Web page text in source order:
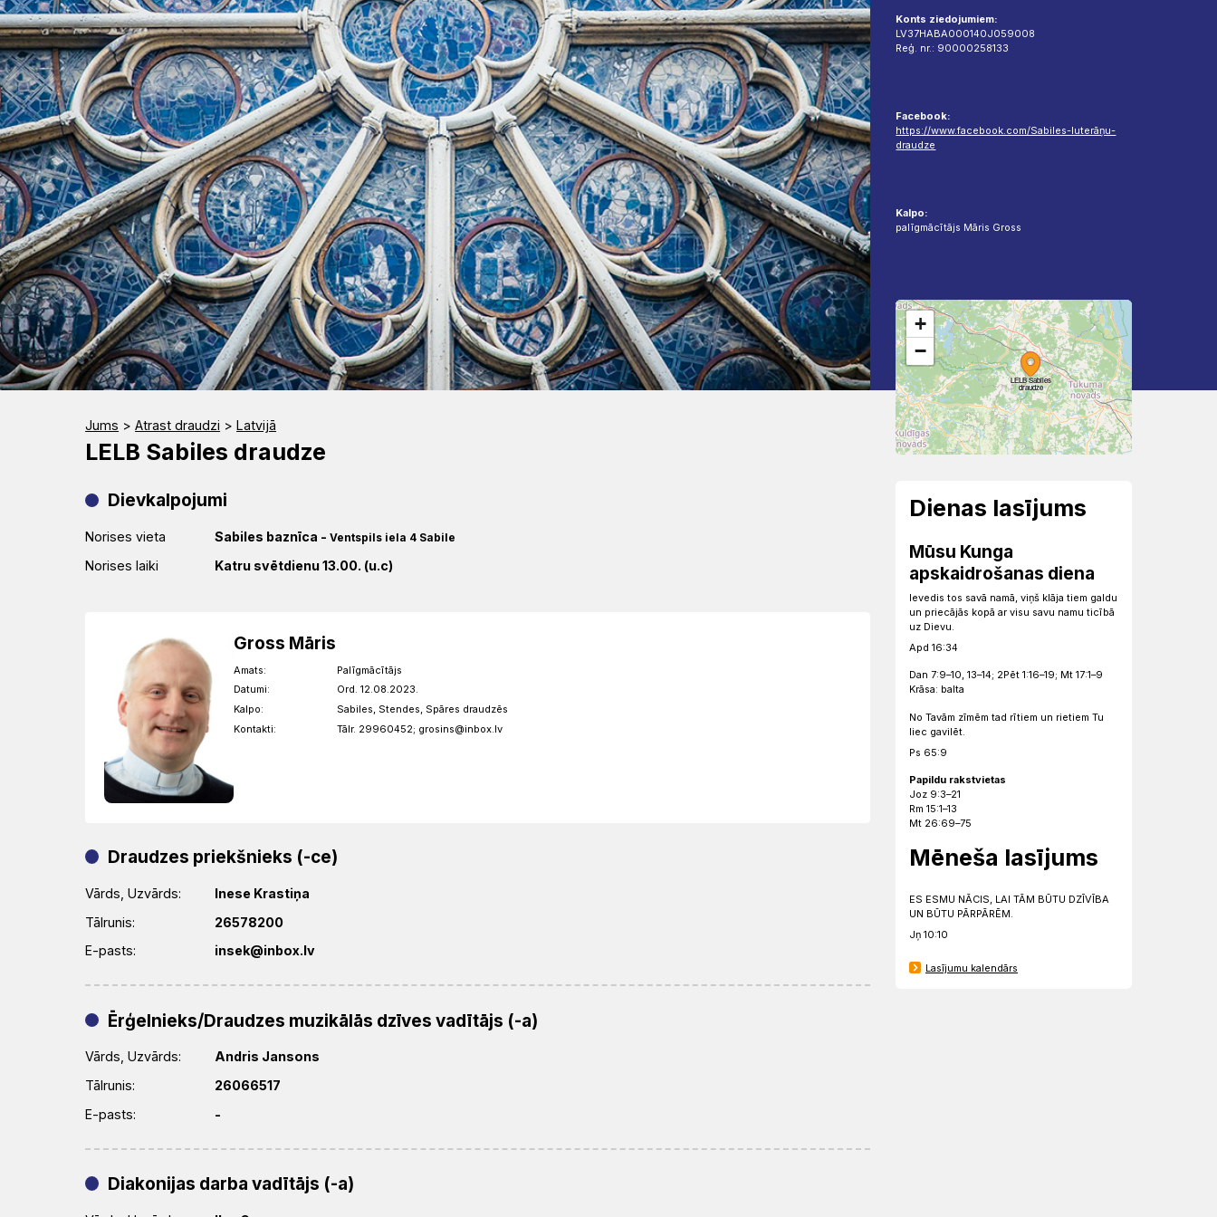
Dievnami
Iepazīsti
kristietību
Misija
Indijā
Rīts
Draudzēm
Konts ziedojumiem:
LV37HABA000140J059008
Reģ. nr.: 90000258133
Facebook:
https://www.facebook.com/Sabiles-luterāņu-
draudze
Kalpo:
palīgmācītājs Māris Gross
LELB Sabiles
draudze
LELB Sabiles
draudze
+
−
Jums >Atrast draudzi >Latvijā
LELB Sabiles draudze
Dievkalpojumi
Norises vieta Sabiles baznīca - Ventspils iela 4 Sabile
Norises laiki Katru svētdienu 13.00. (u.c)
Gross Māris
Amats:
Palīgmācītājs
Datumi:
Ord. 12.08.2023.
Kalpo:
Sabiles, Stendes, Spāres draudzēs
Kontakti:
Tālr. 29960452; grosins@inbox.lv
Draudzes priekšnieks (-ce)
Vārds, Uzvārds:
Inese Krastiņa
Tālrunis:
26578200
E-pasts:
insek@inbox.lv
Ērģelnieks/Draudzes muzikālās dzīves vadītājs (-a)
Vārds, Uzvārds:
Andris Jansons
Tālrunis:
26066517
E-pasts:
-
Diakonijas darba vadītājs (-a)
Dienas lasījums
Mūsu Kunga
apskaidrošanas diena
Ievedis tos savā namā, viņš klāja tiem galdu
un priecājās kopā ar visu savu namu ticībā
uz Dievu.
Apd 16:34
Dan 7:9–10, 13–14; 2Pēt 1:16–19; Mt 17:1–9
Krāsa: balta
No Tavām zīmēm tad rītiem un rietiem Tu
liec gavilēt.
Ps 65:9
Papildu rakstvietas
Joz 9:3–21
Rm 15:1–13
Mt 26:69–75
Mēneša lasījums
ES ESMU NĀCIS, LAI TĀM BŪTU DZĪVĪBA
UN BŪTU PĀRPĀRĒM.
Jņ 10:10
Lasījumu kalendārs